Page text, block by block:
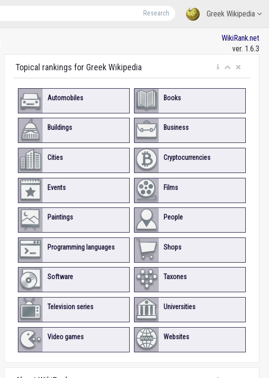
Greek Wikipedia
Research
WikiRank.net
ver. 1.6.3
Topical rankings for Greek Wikipedia
Automobiles Books
Buildings Business
Cities Cryptocurrencies
Events Films
Paintings People
Programming languages Shops
Software Taxones
Television series Universities
Video games Websites